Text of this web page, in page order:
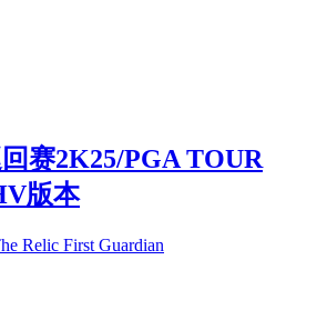
赛2K25/PGA TOUR
版本